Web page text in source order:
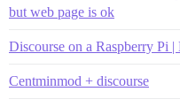
but web page is ok
Discourse on a Raspberry Pi |
Centminmod + discourse